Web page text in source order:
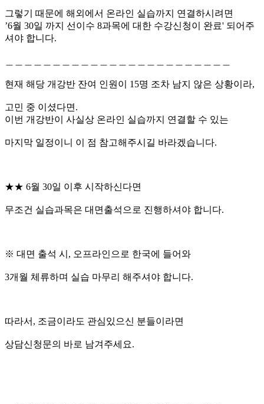
그렇기 때문에 해외에서 온라인 실습까지 연결하시려면
’6월 30일 까지 선이수 8과목에 대한 수강신청이 완료' 되어주
셔야 합니다.
현재 해당 개강반 잔여 인원이 15명 조차 남지 않은 상황이라,
고민 중 이셨다면.
이번 개강반이 사실상 온라인 실습까지 연결할 수 있는
마지막 일정이니 이 점 참고해주시길 바라겠습니다.
★★ 6월 30일 이후 시작하신다면
무조건 실습과목은 대면출석으로 진행하셔야 합니다.
※ 대면 출석 시, 오프라인으로 한국에 들어와
3개월 체류하며 실습 마무리 해주셔야 합니다.
따라서, 조금이라도 관심있으신 분들이라면
상담신청문의 바로 남겨주세요.